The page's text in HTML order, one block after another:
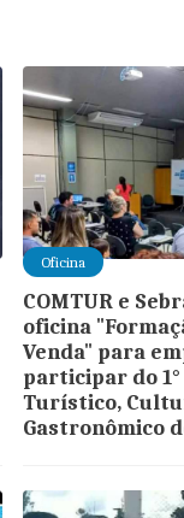
Oficina
COMTUR e
oficina
Venda" para
participar do
Turístico,
Gastronômico